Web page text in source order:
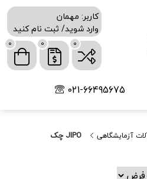
کاربر: مهمان
وارد شوید/ ثبت نام کنید
0 0 0
021-66495675
آزمایشگاهی JIPO چک